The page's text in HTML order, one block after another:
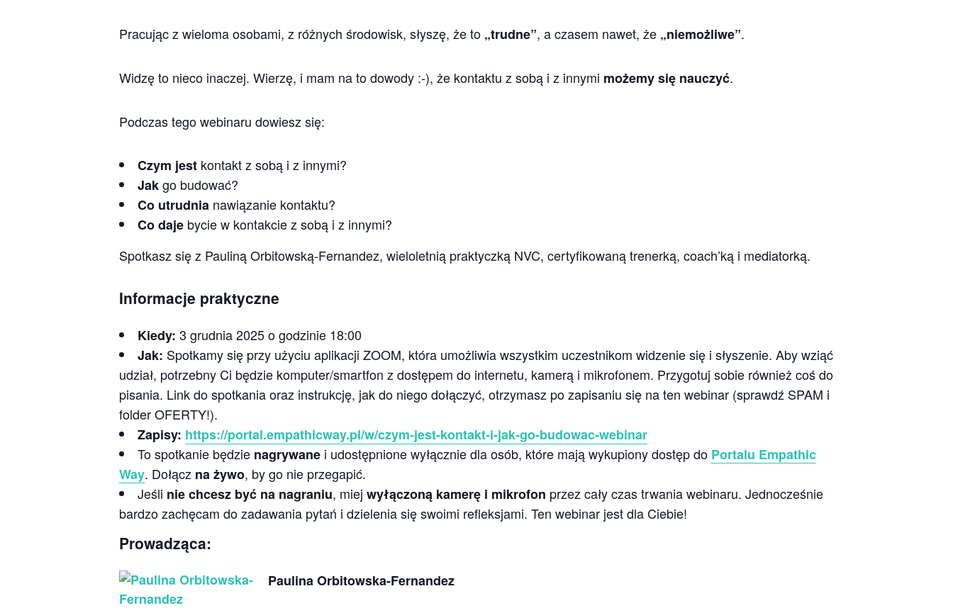
Pracując z wieloma osobami, z różnych środowisk, słyszę, że to „trudne”, a czasem nawet, że „niemożliwe”.
Widzę to nieco inaczej. Wierzę, i mam na to dowody :-), że kontaktu z sobą i z innymi możemy się nauczyć.
Podczas tego webinaru dowiesz się:
Czym jest kontakt z sobą i z innymi?
Jakgo budować?
Co utrudnia nawiązanie kontaktu?
Co daje bycie w kontakcie z sobą i z innymi?
Spotkasz się z Pauliną Orbitowską-Fernandez, wieloletnią praktyczką NVC, certyfikowaną trenerką, coach’ką i mediatorką.
Informacje praktyczne
Kiedy: 3 grudnia 2025 o godzinie 18:00
Jak: Spotkamy się przy użyciu aplikacji ZOOM, która umożliwia wszystkim uczestnikom widzenie się i słyszenie. Aby wziąć
udział, potrzebny Ci będzie komputer/smartfon z dostępem do internetu, kamerą i mikrofonem. Przygotuj sobie również coś do
pisania. Link do spotkania oraz instrukcję, jak do niego dołączyć, otrzymasz po zapisaniu się na ten webinar (sprawdź SPAM i
folder OFERTY!).
Zapisy: https://portal.empathicway.pl/w/czym-jest-kontakt-i-jak-go-budowac-webinar
To spotkanie będzie nagrywane i udostępnione wyłącznie dla osób, które mają wykupiony dostęp do Portalu Empathic
Way. Dołącz na żywo, by go nie przegapić.
Jeśli nie chcesz być na nagraniu, miej wyłączoną kamerę i mikrofon przez cały czas trwania webinaru. Jednocześnie
bardzo zachęcam do zadawania pytań i dzielenia się swoimi refleksjami. Ten webinar jest dla Ciebie!
Prowadząca:
Paulina Orbitowska-Fernandez